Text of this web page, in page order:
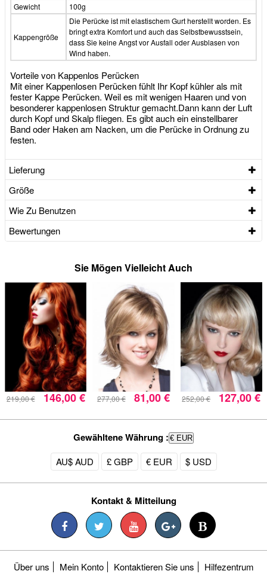
Gewicht
100g
Kappengröße
Die Perücke ist mit elastischem Gurt herstellt worden. Es
bringt extra Komfort und auch das Selbstbewusstsein,
dass Sie keine Angst vor Ausfall oder Ausblasen von
Wind haben.
Vorteile von Kappenlos Perücken
Mit einer Kappenlosen Perücken fühlt Ihr Kopf kühler als mit
fester Kappe Perücken. Weil es mit wenigen Haaren und von
besonderer kappenlosen Struktur gemacht.Dann kann der Luft
durch Kopf und Skalp fliegen. Es gibt auch ein einstellbarer
Band oder Haken am Nacken, um die Perücke in Ordnung zu
festen.
Lieferung
Größe
Wie Zu Benutzen
Bewertungen
Sie Mögen Vielleicht Auch
219,00 € 146,00 € 277,00 € 81,00 € 252,00 € 127,00 €
Gewähltene Währung : € EUR
AU$ AUD £ GBP € EUR $ USD
Kontakt & Mitteilung
Über uns Mein Konto Kontaktieren Sie uns Hilfezentrum